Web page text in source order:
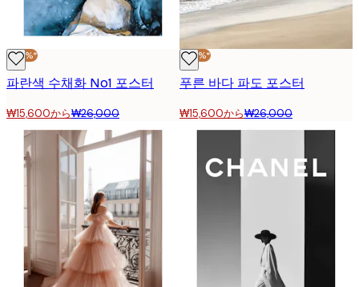
-40%*
파란색 수채화 No1 포스터
₩15,600から₩26,000
-40%*
푸른 바다 파도 포스터
₩15,600から₩26,000